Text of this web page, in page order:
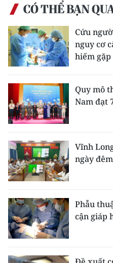
CÓ THỂ BẠN
Cứu
nguy cơ
hiếm gặp
Quy mô
Nam đạt
Vĩnh
ngày
Phẫu
cận giáp